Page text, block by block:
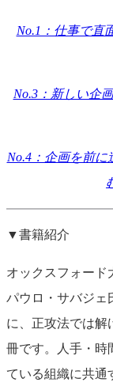
No.1：仕事で直
No.3：新しい企
No.4：企画を前
▼書籍紹介
オックスフォード
パウロ・サバジェ
に、正攻法では解
冊です。人手・時
ている組織に共通